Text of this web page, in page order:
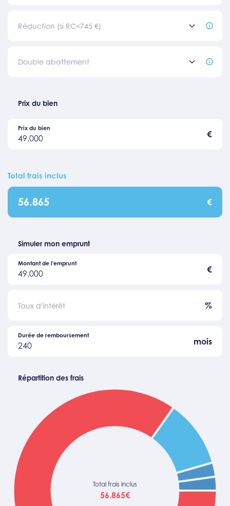
Réduction (si RC<745 €)
Double abattement
Prix du bien
49.000
Prix du bien
€
Total frais inclus
56.865 €
Simuler mon emprunt
49.000
Montant de l'emprunt
€
Taux d'intérêt %
240
Durée de remboursement
mois
Répartition des frais
Total frais inclus
56.865€